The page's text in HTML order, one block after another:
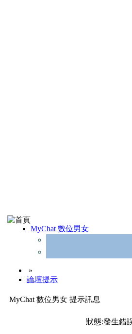
MyChat 數位男女
»
論壇提示
MyChat 數位男女 提示訊息
狀態:發生錯